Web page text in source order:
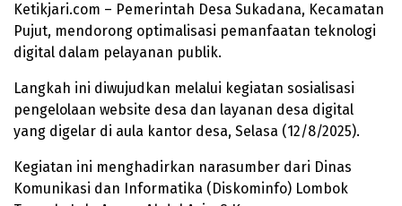
Ketikjari.com – Pemerintah Desa Sukadana, Kecamatan
Pujut, mendorong optimalisasi pemanfaatan teknologi
digital dalam pelayanan publik.
Langkah ini diwujudkan melalui kegiatan sosialisasi
pengelolaan website desa dan layanan desa digital
yang digelar di aula kantor desa, Selasa (12/8/2025).
Kegiatan ini menghadirkan narasumber dari Dinas
Komunikasi dan Informatika (Diskominfo) Lombok